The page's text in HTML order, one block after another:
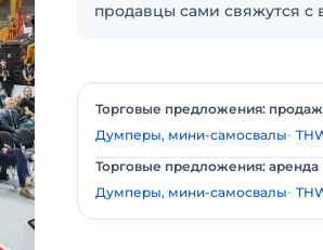
продавцы сами свяжутся с
Торговые предложения:
Думперы, мини-самосвалы
Торговые предложения: аренда
Думперы, мини-самосвалы